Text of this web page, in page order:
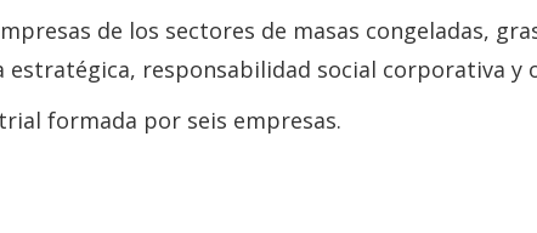
de los sectores de masas congeladas,
responsabilidad social corporativa y
formada por seis empresas.